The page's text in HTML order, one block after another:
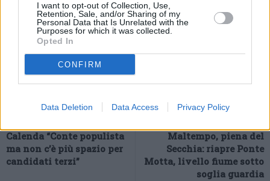
I want to opt-out of Collection, Use,
Retention, Sale, and/or Sharing of my
Personal Data that Is Unrelated with the
Purposes for which it was collected.
Opted In
CONFIRM
Data Deletion Data Access Privacy Policy
Calenda “Conte populista
ma non c’è più spazio per
candidati terzi”
Maltempo, piena del
Secchia: riapre Ponte
Motta, livello fiume sotto
soglia guardia